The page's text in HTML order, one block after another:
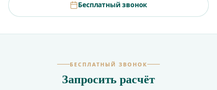
Бесплатный звонок
БЕСПЛАТНЫЙ ЗВОНОК
Запросить расчёт